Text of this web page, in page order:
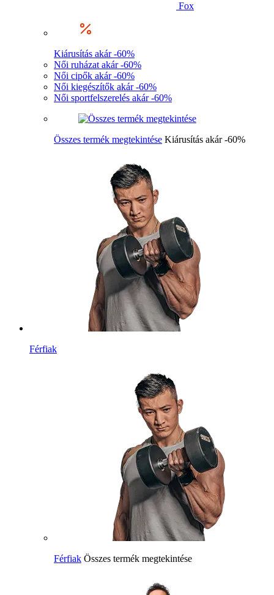
Fox
Kiárusítás akár -60%
Női ruházat akár -60%
Női cipők akár -60%
Női kiegészítők akár -60%
Női sportfelszerelés akár -60%
Összes termék megtekintése Kiárusítás akár -60%
Férfiak
Férfiak Összes termék megtekintése